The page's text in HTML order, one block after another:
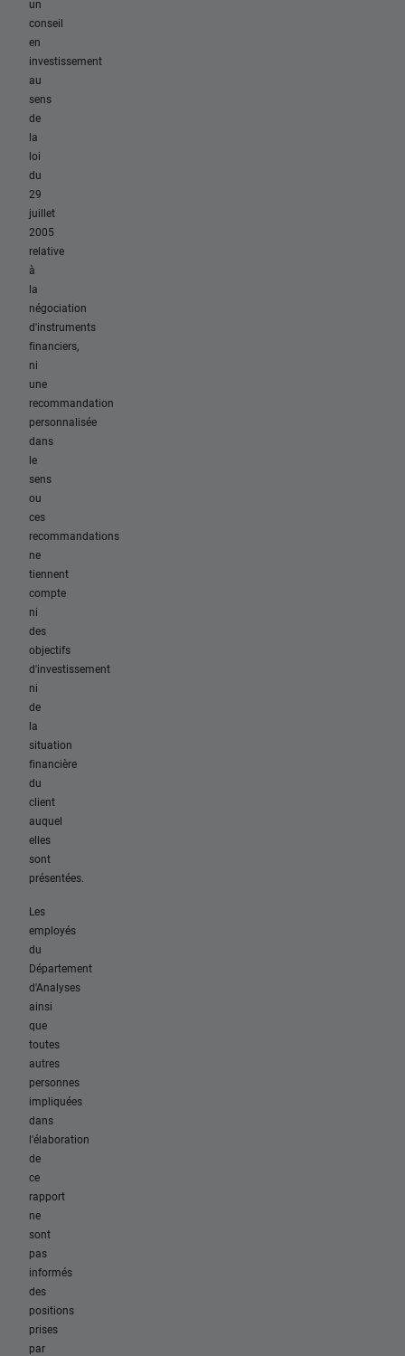
un
conseil
en
investissement
au
sens
de
la
loi
du
29
juillet
2005
relative
à
la
négociation
d'instruments
financiers,
ni
une
recommandation
personnalisée
dans
le
sens
ou
ces
recommandations
ne
tiennent
compte
ni
des
objectifs
d'investissement
ni
de
la
situation
financière
du
client
auquel
elles
sont
présentées.
Les
employés
du
Département
d'Analyses
ainsi
que
toutes
autres
personnes
impliquées
dans
l'élaboration
de
ce
rapport
ne
sont
pas
informés
des
positions
prises
par